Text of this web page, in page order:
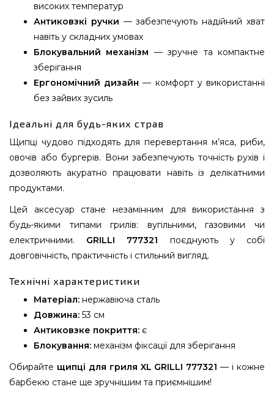
високих температур
Антиковзкі ручки — забезпечують надійний хват
навіть у складних умовах
Блокувальний механізм — зручне та компактне
зберігання
Ергономічний дизайн — комфорт у використанні
без зайвих зусиль
Ідеальні для будь-яких страв
Щипці чудово підходять для перевертання м’яса, риби,
овочів або бургерів. Вони забезпечують точність рухів і
дозволяють акуратно працювати навіть із делікатними
продуктами.
Цей аксесуар стане незамінним для використання з
будь-якими типами грилів: вугільними, газовими чи
електричними. GRILLI 777321 поєднують у собі
довговічність, практичність і стильний вигляд.
Технічні характеристики
Матеріал: нержавіюча сталь
Довжина: 53 см
Антиковзке покриття: є
Блокування: механізм фіксації для зберігання
Обирайте щипці для гриля XL GRILLI 777321 — і кожне
барбекю стане ще зручнішим та приємнішим!